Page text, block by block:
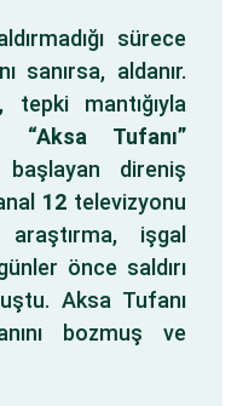
sürece
sanırsa, aldanır.
mantığıyla
“Aksa Tufanı”
direniş
12 televizyonu
işgal
önce saldırı
Aksa Tufanı
bozmuş ve